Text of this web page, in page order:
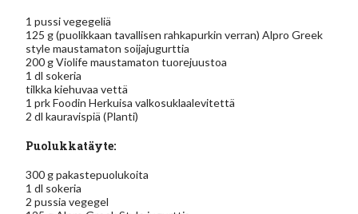
1 pussi vegegeliä
125 g (puolikkaan tavallisen rahkapurkin verran) Alpro Greek
style maustamaton soijajugurttia
200 g Violife maustamaton tuorejuustoa
1 dl sokeria
tilkka kiehuvaa vettä
1 prk Foodin Herkuisa valkosuklaalevitettä
2 dl kauravispiä (Planti)
Puolukkatäyte:
300 g pakastepuolukoita
1 dl sokeria
2 pussia vegegel